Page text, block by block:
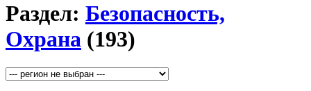
Раздел: Безопасность,
Охрана (193)